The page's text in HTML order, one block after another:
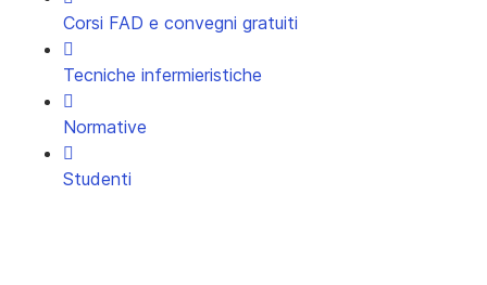
Corsi FAD e convegni gratuiti
Tecniche infermieristiche
Normative
Studenti